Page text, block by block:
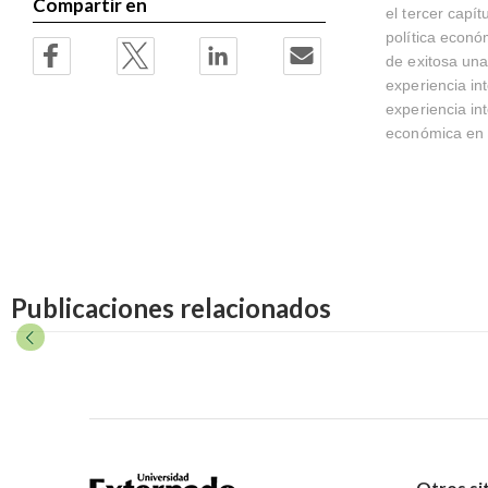
el tercer
política
de exitosa
experiencia
experiencia
económica
Compartir en
Publicaciones relacionados